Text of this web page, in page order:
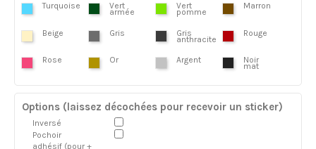
Turquoise Vert
armée
Vert
pomme
Marron
Beige Gris Gris
anthracite
Rouge
Rose Or Argent Noir
mat
Options (laissez décochées pour recevoir un sticker)
Inversé
Pochoir
adhésif (pour +